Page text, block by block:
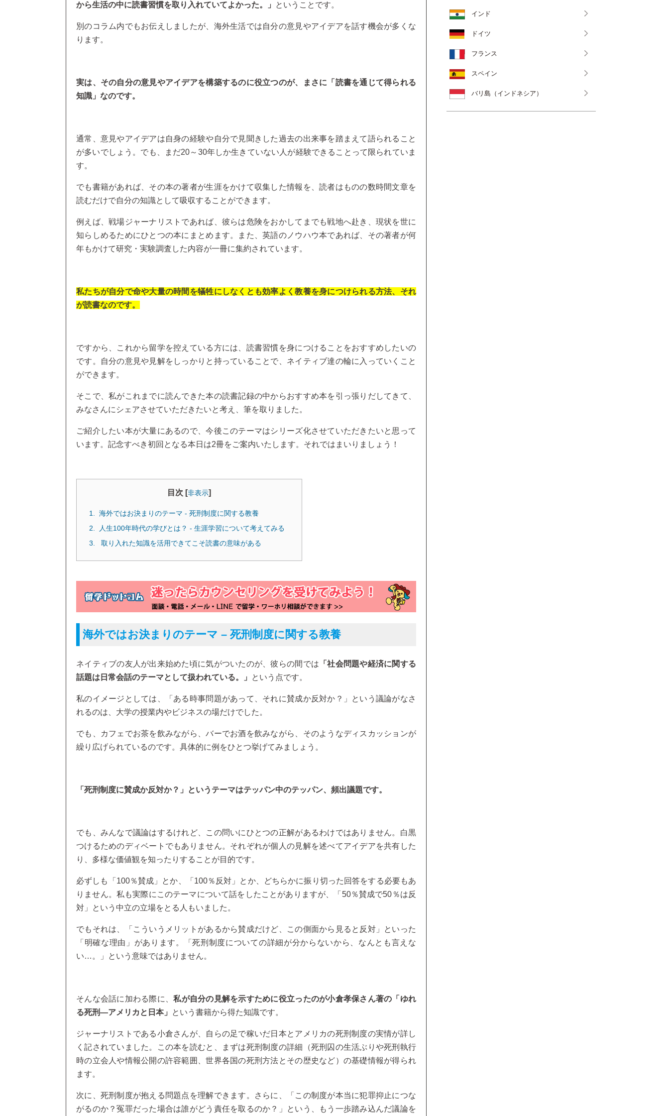
から生活の中に読書習慣を取り入れていてよかった。」
ということです。
別のコラム内でもお伝えしましたが、海外生活では自分の意見やアイデアを話す機会が多くな
ります。
実は、その自分の意見やアイデアを構築するのに役立つのが、まさに「読書を通じて得られる
知識」なのです。
通常、意見やアイデアは自身の経験や自分で見聞きした過去の出来事を踏まえて語られること
が多いでしょう。でも、まだ20～30年しか生きていない人が経験できることって限られていま
す。
でも書籍があれば、その本の著者が生涯をかけて収集した情報を、読者はものの数時間文章を
読むだけで自分の知識として吸収することができます。
例えば、戦場ジャーナリストであれば、彼らは危険をおかしてまでも戦地へ赴き、現状を世に
知らしめるためにひとつの本にまとめます。また、英語のノウハウ本であれば、その著者が何
年もかけて研究・実験調査した内容が一冊に集約されています。
私たちが自分で命や大量の時間を犠牲にしなくとも効率よく教養を身につけられる方法、それ
が読書なのです。
ですから、これから留学を控えている方には、読書習慣を身につけることをおすすめしたいの
です。自分の意見や見解をしっかりと持っていることで、ネイティブ達の輪に入っていくこと
ができます。
そこで、私がこれまでに読んできた本の読書記録の中からおすすめ本を引っ張りだしてきて、
みなさんにシェアさせていただきたいと考え、筆を取りました。
ご紹介したい本が大量にあるので、今後このテーマはシリーズ化させていただきたいと思って
います。記念すべき初回となる本日は2冊をご案内いたします。それではまいりましょう！
目次 [非表示]
海外ではお決まりのテーマ - 死刑制度に関する教養
人生100年時代の学びとは？ - 生涯学習について考えてみる
取り入れた知識を活用できてこそ読書の意味がある
海外ではお決まりのテーマ – 死刑制度に関する教養
ネイティブの友人が出来始めた頃に気がついたのが、彼らの間では 「社会問題や経済に関する
話題は日常会話のテーマとして扱われている。」
という点です。
私のイメージとしては、「ある時事問題があって、それに賛成か反対か？」という議論がなさ
れるのは、大学の授業内やビジネスの場だけでした。
でも、カフェでお茶を飲みながら、バーでお酒を飲みながら、そのようなディスカッションが
繰り広げられているのです。具体的に例をひとつ挙げてみましょう。
「死刑制度に賛成か反対か？」というテーマはテッパン中のテッパン、頻出議題です。
でも、みんなで議論はするけれど、この問いにひとつの正解があるわけではありません。白黒
つけるためのディベートでもありません。それぞれが個人の見解を述べてアイデアを共有した
り、多様な価値観を知ったりすることが目的です。
必ずしも「100％賛成」とか、「100％反対」とか、どちらかに振り切った回答をする必要もあ
りません。私も実際にこのテーマについて話をしたことがありますが、「50％賛成で50％は反
対」という中立の立場をとる人もいました。
でもそれは、「こういうメリットがあるから賛成だけど、この側面から見ると反対」といった
「明確な理由」があります。「死刑制度についての詳細が分からないから、なんとも言えな
い…。」という意味ではありません。
そんな会話に加わる際に、私が自分の見解を示すために役立ったのが小倉孝保さん著の「ゆれ
る死刑―アメリカと日本」
という書籍から得た知識です。
ジャーナリストである小倉さんが、自らの足で稼いだ日本とアメリカの死刑制度の実情が詳し
く記されていました。この本を読むと、まずは死刑制度の詳細（死刑囚の生活ぶりや死刑執行
時の立会人や情報公開の許容範囲、世界各国の死刑方法とその歴史など）の基礎情報が得られ
ます。
次に、死刑制度が抱える問題点を理解できます。さらに、「この制度が本当に犯罪抑止につな
がるのか？冤罪だった場合は誰がどう責任を取るのか？」という、もう一歩踏み込んだ議論を
インド
ドイツ
フランス
スペイン
バリ島（インドネシア）